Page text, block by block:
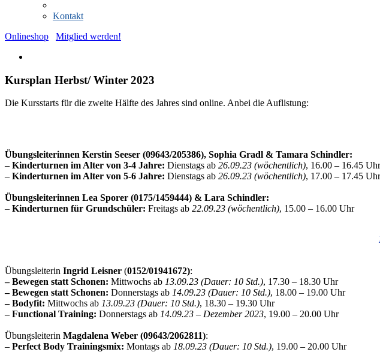
Kontakt
Onlineshop
Mitglied werden!
Kursplan Herbst/ Winter 2023
Die Kursstarts für die zweite Hälfte des Jahres sind online. Anbei die Auflistung:
Übungsleiterinnen Kerstin Seeser (09643/205386), Sophia Gradl & Tamara Schindler:
– Kinderturnen im Alter von 3-4 Jahre: Dienstags ab 26.09.23 (wöchentlich), 16.00 – 16.45 Uhr
– Kinderturnen im Alter von 5-6 Jahre: Dienstags ab 26.09.23 (wöchentlich), 17.00 – 17.45 Uhr
Übungsleiterinnen Lea Sporer (0175/1459444) & Lara Schindler:
– Kinderturnen für Grundschüler: Freitags ab 22.09.23 (wöchentlich), 15.00 – 16.00 Uhr
Übungsleiterin Ingrid Leisner (0152/01941672):
– Bewegen statt Schonen: Mittwochs ab 13.09.23 (Dauer: 10 Std.), 17.30 – 18.30 Uhr
–Bewegen statt Schonen: Donnerstags ab 14.09.23 (Dauer: 10 Std.), 18.00 – 19.00 Uhr
– Bodyfit: Mittwochs ab 13.09.23 (Dauer: 10 Std.), 18.30 – 19.30 Uhr
– Functional Training: Donnerstags ab 14.09.23 – Dezember 2023, 19.00 – 20.00 Uhr
Übungsleiterin Magdalena Weber (09643/2062811):
– Perfect Body Trainingsmix: Montags ab 18.09.23 (Dauer: 10 Std.), 19.00 – 20.00 Uhr